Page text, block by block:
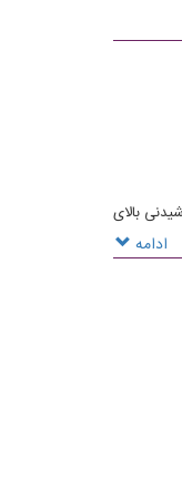
کردم نوشیدنی بالای
ادامه